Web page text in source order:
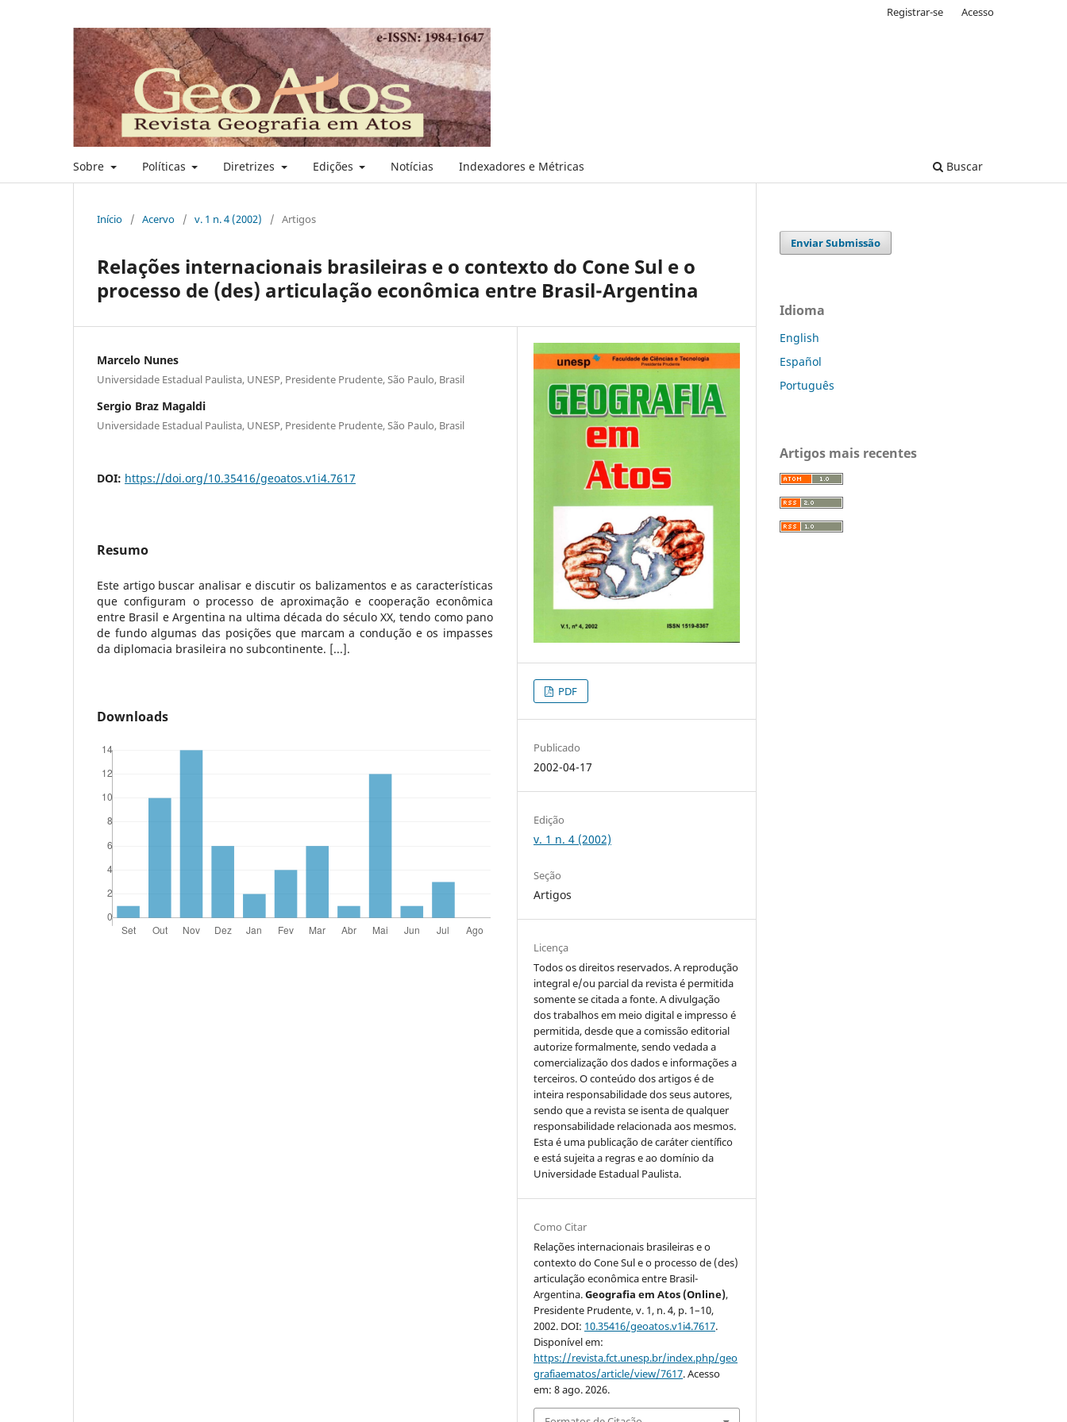
Sobre Políticas Diretrizes Edições Notícias Indexadores e Métricas Buscar
Registrar-se Acesso
Início / Acervo / v. 1 n. 4 (2002) / Artigos
Relações internacionais brasileiras e o contexto do Cone Sul e o
processo de (des) articulação econômica entre Brasil-Argentina
Marcelo Nunes
Universidade Estadual Paulista, UNESP, Presidente Prudente, São Paulo, Brasil
Sergio Braz Magaldi
Universidade Estadual Paulista, UNESP, Presidente Prudente, São Paulo, Brasil
DOI: https://doi.org/10.35416/geoatos.v1i4.7617
Resumo
Este artigo buscar analisar e discutir os balizamentos e as características
que configuram o processo de aproximação e cooperação econômica
entre Brasil e Argentina na ultima década do século XX, tendo como pano
de fundo algumas das posições que marcam a condução e os impasses
da diplomacia brasileira no subcontinente. [...].
Downloads
PDF
Publicado
2002-04-17
Edição
v. 1 n. 4 (2002)
Seção
Artigos
Licença
Todos os direitos reservados. A reprodução
integral e/ou parcial da revista é permitida
somente se citada a fonte. A divulgação
dos trabalhos em meio digital e impresso é
permitida, desde que a comissão editorial
autorize formalmente, sendo vedada a
comercialização dos dados e informações a
terceiros. O conteúdo dos artigos é de
inteira responsabilidade dos seus autores,
sendo que a revista se isenta de qualquer
responsabilidade relacionada aos mesmos.
Esta é uma publicação de caráter científico
e está sujeita a regras e ao domínio da
Universidade Estadual Paulista.
Como Citar
Relações internacionais brasileiras e o
contexto do Cone Sul e o processo de (des)
articulação econômica entre Brasil-
Argentina.Geografia em Atos (Online),
Presidente Prudente, v. 1, n. 4, p. 1–10,
2002. DOI: 10.35416/geoatos.v1i4.7617.
Disponível em:
https://revista.fct.unesp.br/index.php/geo
grafiaematos/article/view/7617. Acesso
em: 8 ago. 2026.
Enviar Submissão
Idioma
English
Español
Português
Artigos mais recentes